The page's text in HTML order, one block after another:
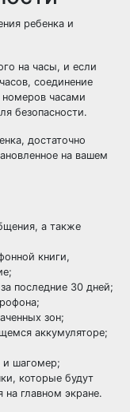
ребенка и
на часы, и если
соединение
номеров часами
безопасности.
достаточно
на вашем
а также
книги,
последние 30 дней;
зон;
аккумуляторе;
и шагомер;
которые будут
главном экране.